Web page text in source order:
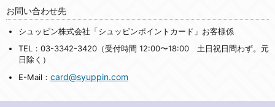
お問い合わせ先
シュッピン株式会社「シュッピンポイントカード」お客様係
TEL：03-3342-3420（受付時間 12:00〜18:00 土日祝日問わず。元
日除く）
E-Mail： card@syuppin.com